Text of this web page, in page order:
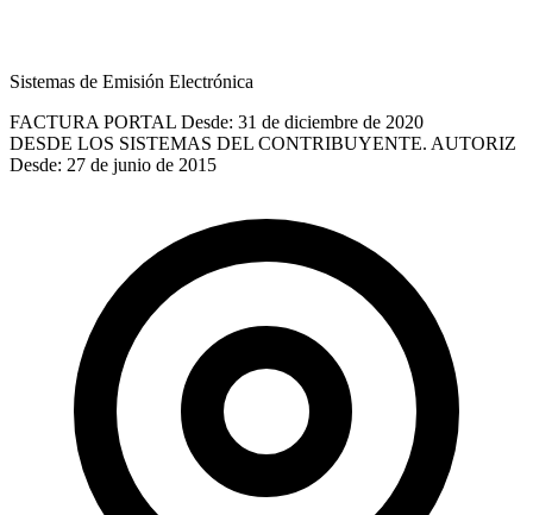
Sistemas de Emisión Electrónica
FACTURA PORTAL Desde: 31 de diciembre de 2020
DESDE LOS SISTEMAS DEL CONTRIBUYENTE. AUTORIZ
Desde: 27 de junio de 2015